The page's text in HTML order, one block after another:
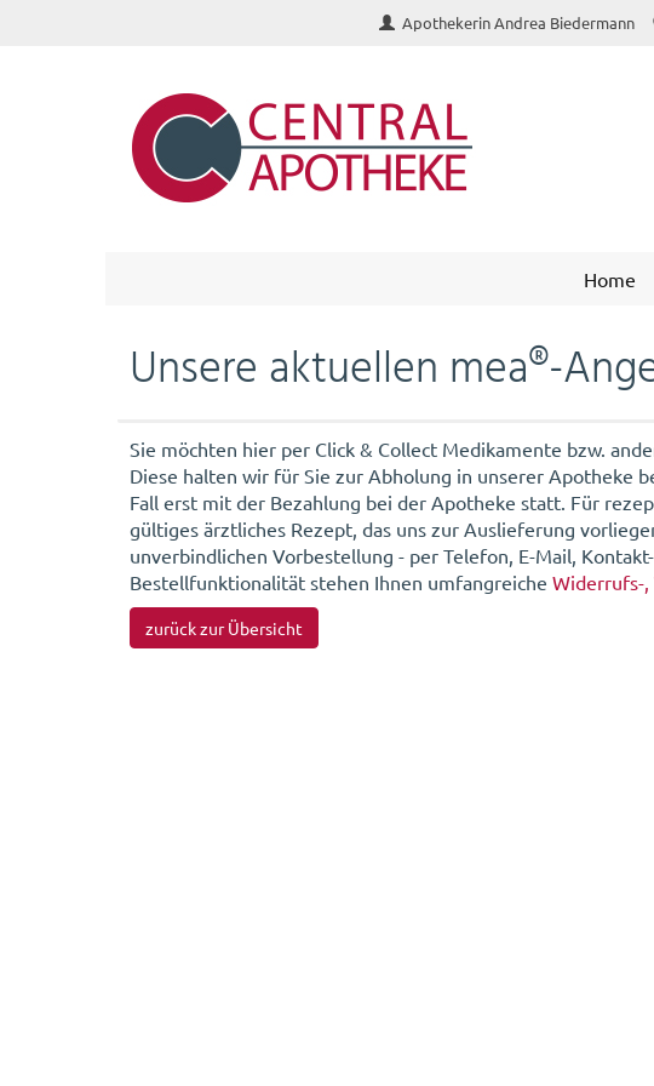
Apothekerin Andrea Biedermann
Home
Unsere aktuellen mea®-
Sie möchten hier per Click & Collect Medikamente bzw.
Diese halten wir für Sie zur Abholung in unserer Apotheke
Fall erst mit der Bezahlung bei der Apotheke statt. Für
gültiges ärztliches Rezept, das uns zur Auslieferung
unverbindlichen Vorbestellung - per Telefon, E-Mail,
Bestellfunktionalität stehen Ihnen umfangreiche Widerrufs-,
zurück zur Übersicht